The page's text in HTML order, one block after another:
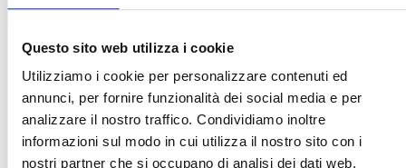
Questo sito web utilizza i cookie
Utilizziamo i cookie per personalizzare contenuti ed
annunci, per fornire funzionalità dei social media e per
analizzare il nostro traffico. Condividiamo inoltre
informazioni sul modo in cui utilizza il nostro sito con i
nostri partner che si occupano di analisi dei dati web,
Ruderi
Sicurezza
Sommerso
Sunia
Trasferimenti
Treviso
Valore Case